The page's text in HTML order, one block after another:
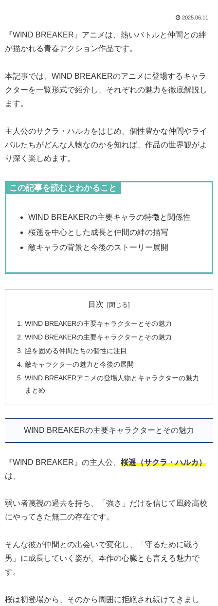
2025.06.11
『WIND BREAKER』アニメは、熱いバトルと仲間との絆
が描かれる青春アクション作品です。
本記事では、WIND BREAKERのアニメに登場するキャラ
クターを一覧形式で紹介し、それぞれの魅力を徹底解説し
ます。
主人公のサクラ・ハルカをはじめ、個性豊かな仲間やライ
バルたちがどんな人物なのかを知れば、作品の世界観がよ
り深く楽しめます。
この記事を読むとわかること
WIND BREAKERの主要キャラの特徴と関係性
桜遥を中心とした成長と仲間の絆の描写
敵キャラの背景と今後のストーリー展開
目次
WIND BREAKERの主要キャラクターとその魅力
WIND BREAKERの主要キャラクターとその魅力
脇を固める仲間たちの個性に注目
敵キャラクターの魅力と今後の展開
WIND BREAKERアニメの登場人物とキャラクターの魅力
まとめ
WIND BREAKERの主要キャラクターとその魅力
『WIND BREAKER』の主人公、 桜遥（サクラ・ハルカ）
は、
弱い者蔑視の過去を持ち、「強さ」だけを信じて風鈴高校
にやってきた無二の存在です。
そんな彼が仲間との出会いで変化し、「守るために戦う
男」に成長していく姿が、本作の心臓とも言える魅力で
す。
桜は初登場から、そのから周囲に拒絶され続けてきまし